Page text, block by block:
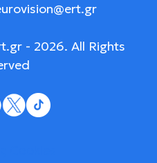
- 2026. All Rights